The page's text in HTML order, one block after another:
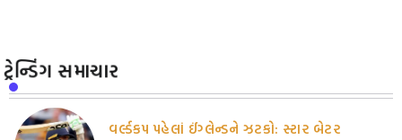
ટ્રેન્ડિંગ સમાચાર
વર્લ્ડકપ પહેલાં ઈંગ્લેન્ડને ઝટકો: સ્ટાર બેટર